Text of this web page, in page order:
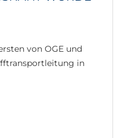
von OGE und
in